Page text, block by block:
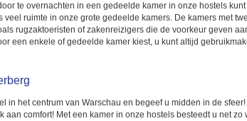
te overnachten in een gedeelde kamer in onze hostels
ruimte in onze grote gedeelde kamers. De kamers met
rugzaktoeristen of zakenreizigers die de voorkeur geven
een enkele of gedeelde kamer kiest, u kunt altijd
in het centrum van Warschau en begeef u midden in de
comfort! Met een kamer in onze hostels besteedt u net